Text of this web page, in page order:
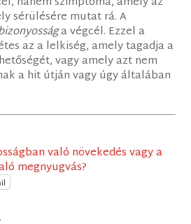
sérülésére mutat rá. A
a végcél. Ezzel a
az a lelkiség, amely tagadja a
vagy amely azt nem
a hit útján vagy úgy általában
való növekedés vagy a
megnyugvás?